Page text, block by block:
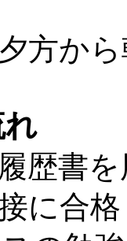
方か
れ
書を
に合